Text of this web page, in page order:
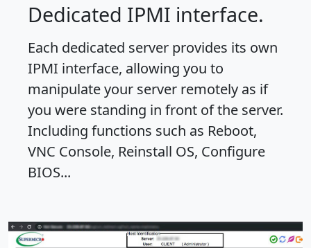
Dedicated IPMI interface.
Each dedicated server provides its own
IPMI interface, allowing you to
manipulate your server remotely as if
you were standing in front of the server.
Including functions such as Reboot,
VNC Console, Reinstall OS, Configure
BIOS...